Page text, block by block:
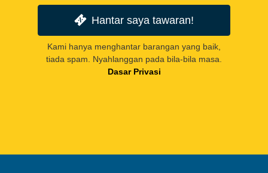
Hantar saya tawaran!
Kami hanya menghantar barangan yang baik,
tiada spam. Nyahlanggan pada bila-bila masa.
Dasar Privasi